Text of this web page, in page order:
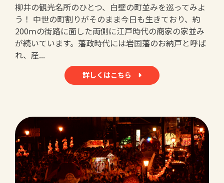
柳井の観光名所のひとつ、白壁の町並みを巡ってみよ
う！ 中世の町割りがそのまま今日も生きており、約
200ｍの街路に面した両側に江戸時代の商家の家並み
が続いています。藩政時代には岩国藩のお納戸と呼ば
れ、産...
詳しくはこちら